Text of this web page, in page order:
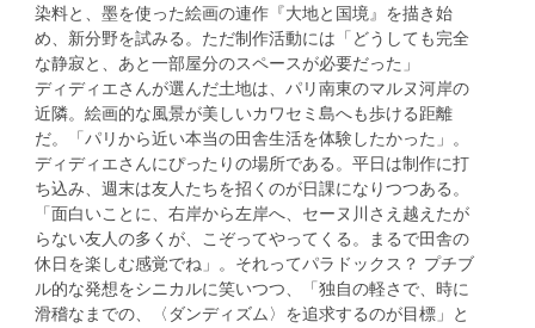
染料と、墨を使った絵画の連作『大地と国境』を描き始
め、新分野を試みる。ただ制作活動には「どうしても完全
な静寂と、あと一部屋分のスペースが必要だった」
ディディエさんが選んだ土地は、パリ南東のマルヌ河岸の
近隣。絵画的な風景が美しいカワセミ島へも歩ける距離
だ。「パリから近い本当の田舎生活を体験したかった」。
ディディエさんにぴったりの場所である。平日は制作に打
ち込み、週末は友人たちを招くのが日課になりつつある。
「面白いことに、右岸から左岸へ、セーヌ川さえ越えたが
らない友人の多くが、こぞってやってくる。まるで田舎の
休日を楽しむ感覚でね」。それってパラドックス？ プチブ
ル的な発想をシニカルに笑いつつ、「独自の軽さで、時に
滑稽なまでの、〈ダンディズム〉を追求するのが目標」と